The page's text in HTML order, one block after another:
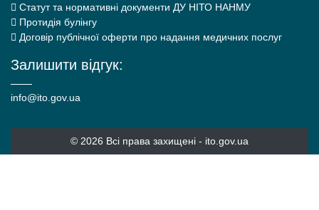
Статут та нормативні документи ДУ НІТО НАНМУ
Протидія булінгу
Договір публічної оферти про надання медичних послуг
Залишити відгук:
info@ito.gov.ua
© 2026 Всі права захищені - ito.gov.ua